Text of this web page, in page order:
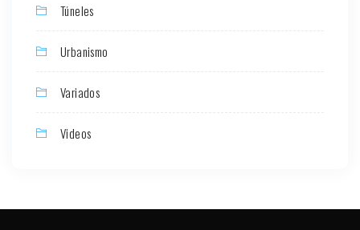
Túneles
Urbanismo
Variados
Videos